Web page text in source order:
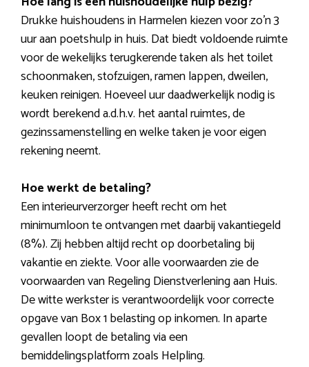
Drukke huishoudens in Harmelen kiezen voor zo’n 3
uur aan poetshulp in huis. Dat biedt voldoende ruimte
voor de wekelijks terugkerende taken als het toilet
schoonmaken, stofzuigen, ramen lappen, dweilen,
keuken reinigen. Hoeveel uur daadwerkelijk nodig is
wordt berekend a.d.h.v. het aantal ruimtes, de
gezinssamenstelling en welke taken je voor eigen
rekening neemt.
Hoe werkt de betaling?
Een interieurverzorger heeft recht om het
minimumloon te ontvangen met daarbij vakantiegeld
(8%). Zij hebben altijd recht op doorbetaling bij
vakantie en ziekte. Voor alle voorwaarden zie de
voorwaarden van Regeling Dienstverlening aan Huis.
De witte werkster is verantwoordelijk voor correcte
opgave van Box 1 belasting op inkomen. In aparte
gevallen loopt de betaling via een
bemiddelingsplatform zoals Helpling.